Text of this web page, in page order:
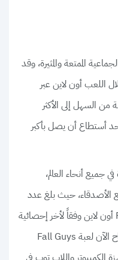
من الألعاب الجماعية الممتعة والمثيرة، وقد
60 لاعب من خلال اللعب أون لاين عبر
من السهل إلى الأكثر
أستطاع أن يصل بأكبر
جميع أنحاء العالم،
الأصدقاء، حيث بلغ عدد
الأصدقاء الذين يلعبون لعبة Fall Guys أون لاين وفقاً لأخر إحصائية
للعبة 2 مليون ونصف لاعب يومياً، ومتاح الآن لعبة Fall Guys